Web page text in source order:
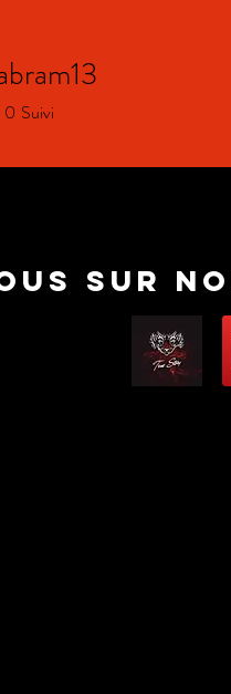
sur
0 Suivi